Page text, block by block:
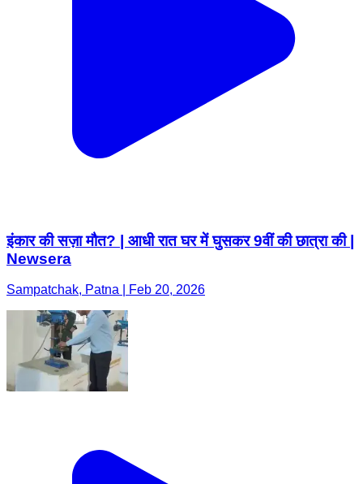
इंकार की सज़ा मौत? | आधी रात घर में घुसकर 9वीं की छात्रा की |
Newsera
Sampatchak, Patna | Feb 20, 2026